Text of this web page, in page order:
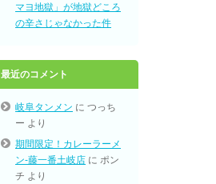
マヨ地獄」が地獄どころ
の辛さじゃなかった件
最近のコメント
岐阜タンメン につっち
ー より
期間限定！カレーラーメ
ン-藤一番土岐店 にポン
チ より